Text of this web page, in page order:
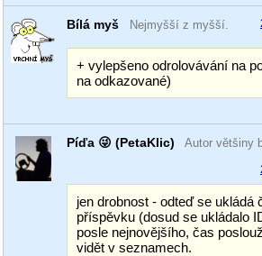
Bílá myš Nejmyšší z myšší.
+ vylepšeno odrolovávání na
na odkazované)
Píďa 😜 (PetaKlic) Autor většiny
jen drobnost - odteď se ukládá
příspěvku (dosud se ukládalo
posle nejnovějšího, čas
vidět v seznamech.